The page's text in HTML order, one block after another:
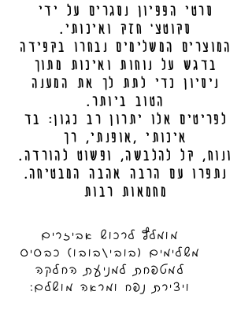
סרטי הפפיון נסגרים על ידי
סקוטצ' חזק ואיכותי.
המוצרים המשלימים נבחרו בקפידה
בדגש על נוחות ואיכות מתוך
ניסיון כדי לתת לך את המענה
הטוב ביותר.
לפריטים אלו יתרון רב כגון: בד
איכותי ,אופנתי, רך
.ונוח, קל להלבשה, ופשוט להורדה
.נתפרו עם הרבה אהבה המבטיחה
מחמאות רבות
מומלץ לרכוש אביזרים
משלימים (בובי/בובו) כבסיס
למטפחת למניעת החלקה
ויצירת נפח ומראה מושלם: